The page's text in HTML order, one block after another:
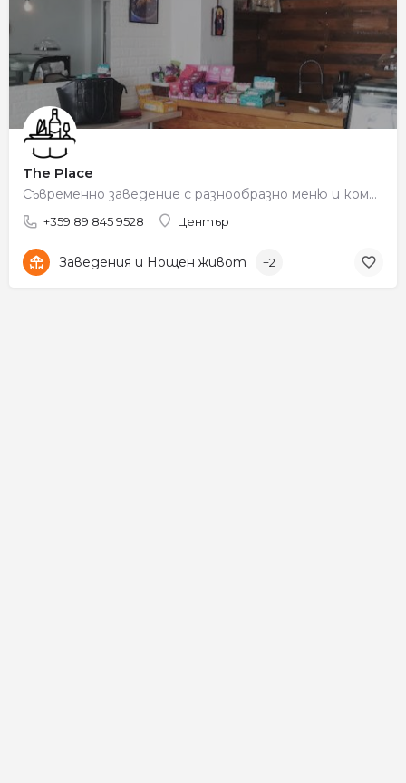
The Place
Съвременно заведение с разнообразно меню и комфортна обстановка.
+359 89 845 9528 Център
Заведения и Нощен живот +2